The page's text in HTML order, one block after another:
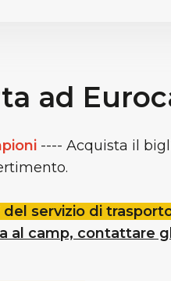
ad
---- Acquista il
del servizio di
al camp, contattare